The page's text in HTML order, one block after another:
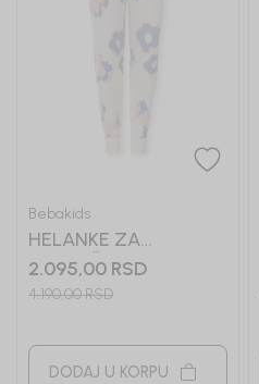
Bebakids
HELANKE ZA
DEVOJČICE TAMARA
2.095,00 RSD
4.190,00RSD
DODAJ U KORPU